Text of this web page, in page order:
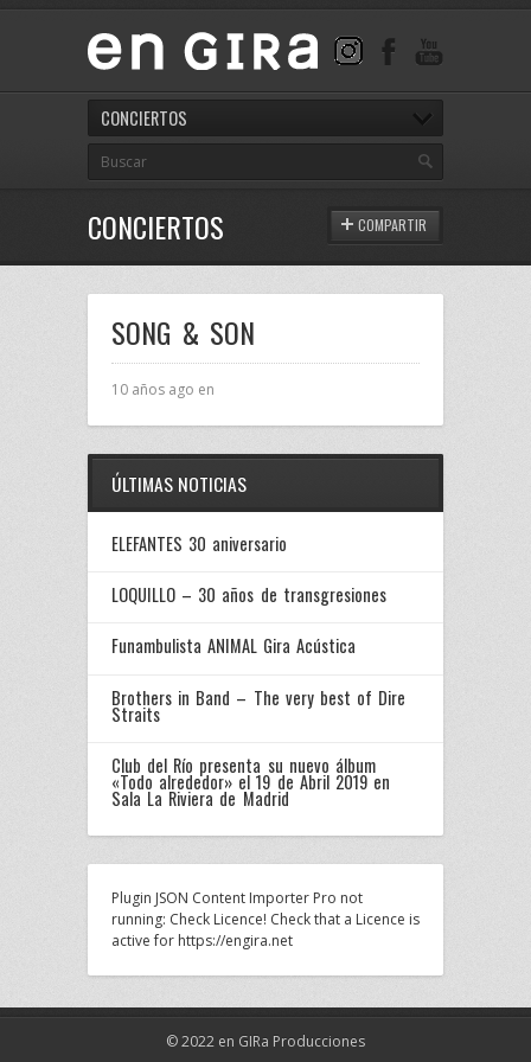
CONCIERTOS
CONCIERTOS COMPARTIR
SONG & SON
10 años ago en
ÚLTIMAS NOTICIAS
ELEFANTES 30 aniversario
LOQUILLO – 30 años de transgresiones
Funambulista ANIMAL Gira Acústica
Brothers in Band – The very best of Dire
Straits
Club del Río presenta su nuevo álbum
«Todo alrededor» el 19 de Abril 2019 en
Sala La Riviera de Madrid
Plugin JSON Content Importer Pro not
running: Check Licence! Check that a Licence is
active for https://engira.net
© 2022 en GIRa Producciones